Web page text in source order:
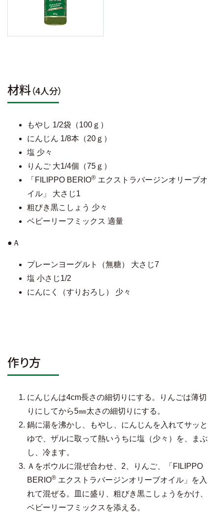
材料（4人分）
もやし 1/2袋（100ｇ）
にんじん 1/8本（20ｇ）
塩 少々
りんご 大1/4個（75ｇ）
「FILIPPO BERIO® エクストラバージンオリーブオ
イル」 大さじ1
粗びき黒こしょう 少々
ベビーリーフミックス 適量
●Ａ
プレーンヨーグルト（無糖） 大さじ7
塩 小さじ1/2
にんにく（すりおろし） 少々
作り方
にんじんは4cm長さの細切りにする。りんごは薄切
りにしてから5㎜太さの細切りにする。
鍋に湯を沸かし、もやし、にんじんを入れてサッと
ゆで、ザルに取って熱いうちに塩（少々）を、まぶ
し、冷ます。
Ａをボウルに混ぜ合わせ、2、りんご、「FILIPPO
BERIO® エクストラバージンオリーブオイル」を入
れて混ぜる。皿に盛り、粗びき黒こしょうをかけ、
ベビーリーフミックスを添える。